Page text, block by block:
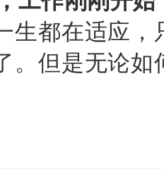
生都在适应
。但是无论